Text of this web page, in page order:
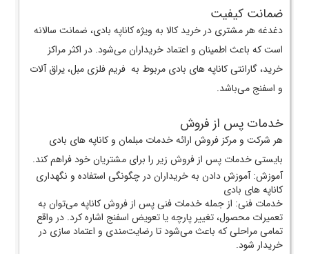
ضمانت کیفیت
دغدغه هر مشتری در خرید کالا به ویژه کاناپه بادی، ضمانت سالانه
است که باعث اطمینان و اعتماد خریداران می‌شود. در اکثر مراکز
خرید، گارانتی کاناپه های بادی مربوط به فریم فلزی مبل، یراق آلات
و اسفنج می‌باشد.
خدمات پس از فروش
هر شرکت و مرکز فروش ارائه خدمات مبلمان و کاناپه های بادی
بایستی خدمات پس از فروش زیر را برای مشتریان خود فراهم کند.
آموزش: آموزش دادن به خریداران در چگونگی استفاده و نگهداری
کاناپه های بادی
خدمات فنی: از جمله خدمات فنی پس از فروش کاناپه می‌توان به
تعمیرات محصول، تغییر پارچه یا تعویض اسفنج اشاره کرد. در واقع
تمامی مراحلی که باعث می‌شود تا رضایت‌مندی و اعتماد سازی در
خریدار شود.